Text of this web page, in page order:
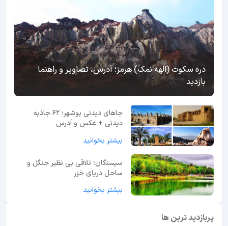
دره سکوت (الهه نمک) هرمز؛ آدرس، تصاویر و راهنما
بازدید
جاهای دیدنی بوشهر؛ 62 جاذبه
دیدنی + عکس و آدرس
بیشتر بخوانید
سیسنگان؛ تلاقی بی نظیر جنگل و
ساحل دریای خزر
بیشتر بخوانید
پربازدید ترین ها